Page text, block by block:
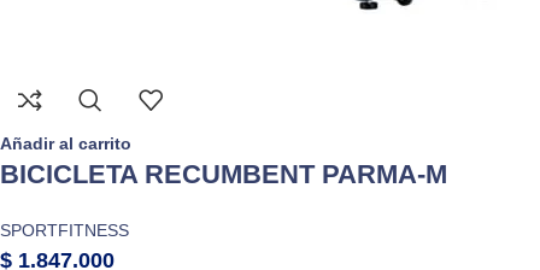
Añadir al carrito
BICICLETA RECUMBENT PARMA-M
SPORTFITNESS
$ 1.847.000